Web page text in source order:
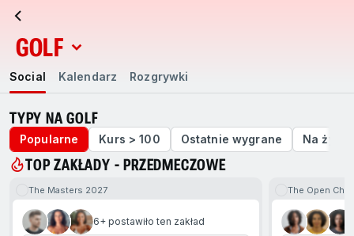
GOLF
Social Kalendarz Rozgrywki
TYPY NA GOLF
Popularne Kurs > 100 Ostatnie wygrane Na żywo
TOP ZAKŁADY - PRZEDMECZOWE
na koniec
The Masters 2027
6+ postawiło ten zakład
The Open